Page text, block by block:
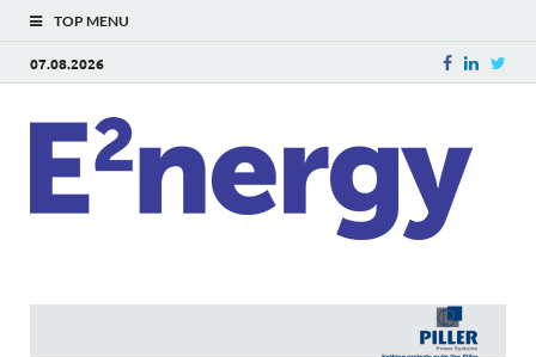
TOP MENU
07.08.2026